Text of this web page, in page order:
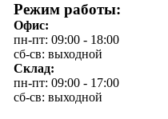
Режим работы:
Офис:
пн-пт: 09:00 - 18:00
сб-св: выходной
Склад:
пн-пт: 09:00 - 17:00
сб-св: выходной